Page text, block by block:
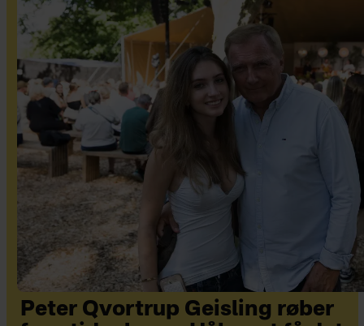
Peter Qvortrup Geisling røber